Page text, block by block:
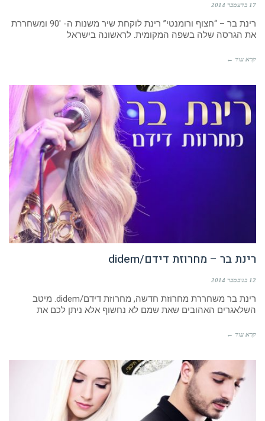
17 בדצמבר 2014
רינת בר – “חצוף ורומנטי” רינת לוקחת שיר משנות ה- 90′ ומשחררת
את הגרסה שלה בשפה המקומית. לראשונה בישראל
קרא עוד ←
רינת בר – מחרוזת דידם/didem
12 בנובמבר 2014
רינת בר משחררת מחרוזת חדשה, מחרוזת דידם/didem. מיטב
השלאגרים האהובים שאת שמם לא נחשוף אלא ניתן לכם את
קרא עוד ←